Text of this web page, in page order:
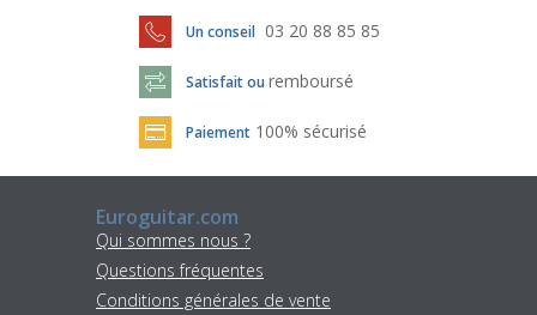
Un conseil 03 20 88 85 85
Satisfait ou remboursé
Paiement 100% sécurisé
Euroguitar.com
Qui sommes nous ?
Questions fréquentes
Conditions générales de vente